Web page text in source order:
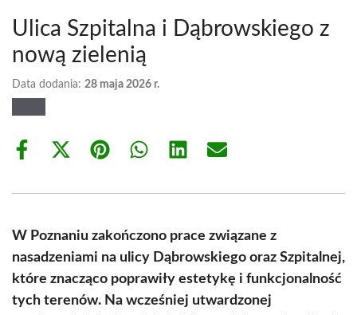
Ulica Szpitalna i Dąbrowskiego z
nową zielenią
Data dodania: 28 maja 2026 r.
Share
Share
(Twitter)
Share Share Share Share
W Poznaniu zakończono prace związane z
nasadzeniami na ulicy Dąbrowskiego oraz Szpitalnej,
które znacząco poprawiły estetykę i funkcjonalność
tych terenów. Na wcześniej utwardzonej